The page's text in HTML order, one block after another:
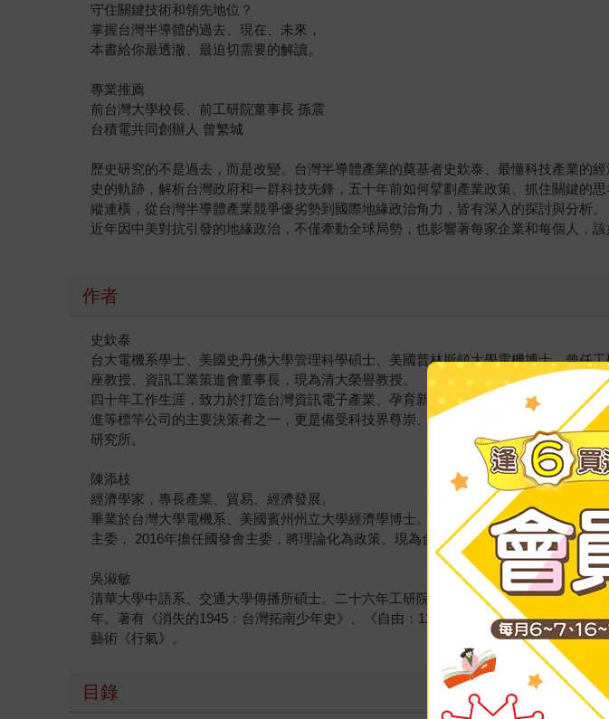
守住關鍵技術和領先地位？
掌握台灣半導體的過去、現在、未來，
本書給你最透澈、最迫切需要的解讀。
專業推薦
前台灣大學校長、前工研院董事長 孫震
台積電共同創辦人 曾繁城
歷史研究的不是過去，而是改變。台灣半導體產業的奠基者史欽泰、最懂科技產業的
史的軌跡，解析台灣政府和一群科技先鋒，五十年前如何擘劃產業政策、抓住關鍵的
縱連橫，從台灣半導體產業競爭優劣勢到國際地緣政治角力，皆有深入的探討與分析。
近年因中美對抗引發的地緣政治，不僅牽動全球局勢，也影響著每家企業和每個人，
作者
史欽泰
台大電機系學士、美國史丹佛大學管理科學碩士、美國普林斯頓大學電機博士。曾任
座教授、資訊工業策進會董事長，現為清大榮譽教授。
四十年工作生涯，致力於打造台灣資訊電子產業、孕育新產業。為台灣半導體開路先
進等標竿公司的主要決策者之一，更是備受科技界尊崇、愛戴的領導人。任職清大管
研究所。
陳添枝
經濟學家，專長產業、貿易、經濟發展。
畢業於台灣大學電機系、美國賓州州立大學經濟學博士。 自1985年起擔任中華經濟
主委， 2016年擔任國發會主委，將理論化為政策。現為台灣大學經濟系名譽教授、清
吳淑敏
清華大學中語系、交通大學傳播所碩士。二十六年工研院生涯，歷鍊科技傳播、科技
年。著有《消失的1945：台灣拓南少年史》、《自由：12個關鍵決策》、《十里天
藝術《行氣》。
目錄